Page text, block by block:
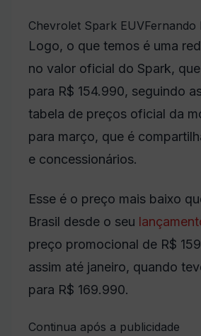
Chevrolet Spark EUVFernando
Logo, o que temos é uma
no valor oficial do Spark,
para R$ 154.990, seguindo
tabela de preços oficial da
para março, que é
e concessionários.
Esse é o preço mais baixo
Brasil desde o seu
preço promocional de R$
assim até janeiro, quando
para R$ 169.990.
Continua após a publicidade